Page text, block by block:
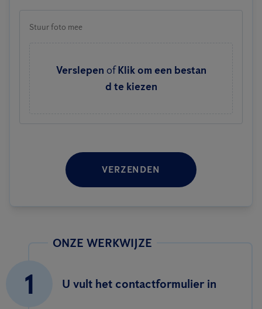
Stuur foto mee
Verslepen of Klik om een bestan
d te kiezen
VERZENDEN
ONZE WERKWIJZE
1 U vult het contactformulier in